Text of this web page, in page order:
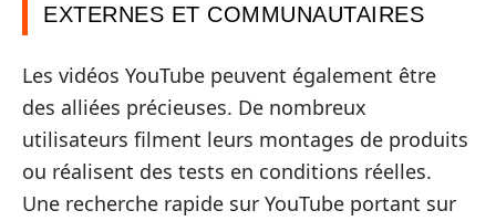
EXTERNES ET COMMUNAUTAIRES
Les vidéos YouTube peuvent également être
des alliées précieuses. De nombreux
utilisateurs filment leurs montages de produits
ou réalisent des tests en conditions réelles.
Une recherche rapide sur YouTube portant sur